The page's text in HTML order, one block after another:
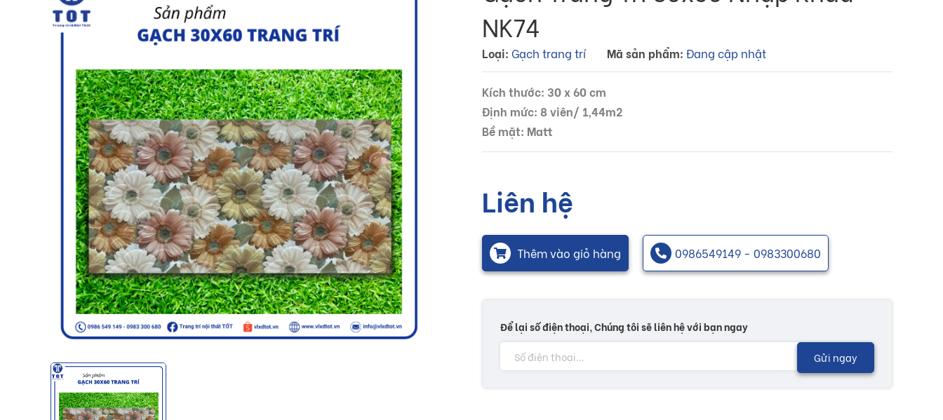
NK74
Loại: Gạch trang trí Mã sản phẩm: Đang cập nhật
Kích thước: 30 x 60 cm
Định mức: 8 viên/ 1,44m2
Bề mặt: Matt
Liên hệ
Thêm vào giỏ hàng 0986549149 - 0983300680
Để lại số điện thoại, Chúng tôi sẽ liên hệ với bạn ngay
Gửi ngay